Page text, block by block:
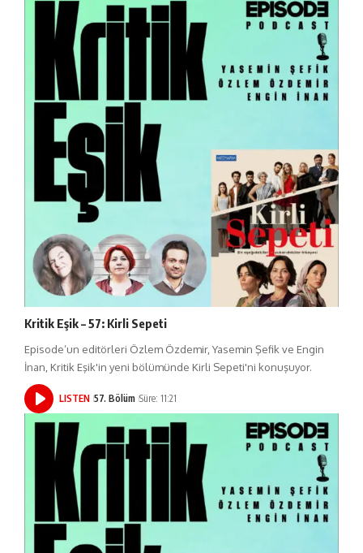
Kritik Eşik – 57: Kirli Sepeti
Episode’un editörleri Özlem Özdemir, Yasemin Şefik ve Engin
İnan, Kritik Eşik'in yeni bölümünde Kirli Sepeti'ni konuşuyor.
LISTEN 57. Bölüm Süre: 11:21